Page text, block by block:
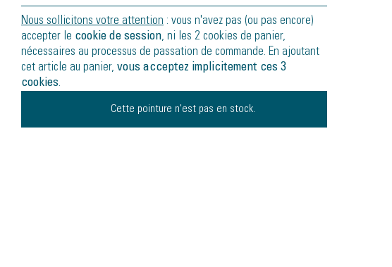
Nous sollicitons votre attention : vous n'avez pas (ou pas encore)
accepter le cookie de session, ni les 2 cookies de panier,
nécessaires au processus de passation de commande. En ajoutant
cet article au panier, vous acceptez implicitement ces 3
cookies.
Cette pointure n'est pas en stock.